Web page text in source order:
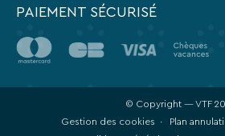
PAIEMENT SÉCURISÉ
© Copyright — VTF
Gestion des cookies
Plan